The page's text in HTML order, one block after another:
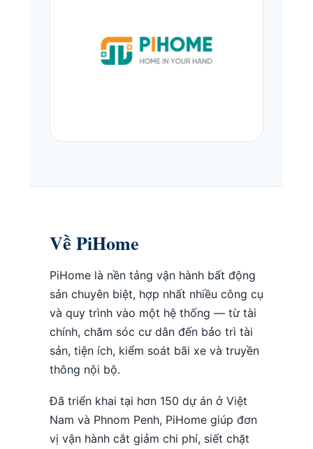
Về PiHome
PiHome là nền tảng vận hành bất động
sản chuyên biệt, hợp nhất nhiều công cụ
và quy trình vào một hệ thống — từ tài
chính, chăm sóc cư dân đến bảo trì tài
sản, tiện ích, kiểm soát bãi xe và truyền
thông nội bộ.
Đã triển khai tại hơn 150 dự án ở Việt
Nam và Phnom Penh, PiHome giúp đơn
vị vận hành cắt giảm chi phí, siết chặt